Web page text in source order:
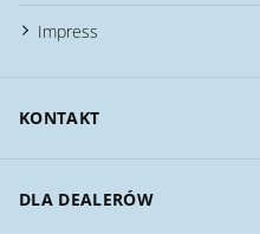
Impress
KONTAKT
DLA DEALERÓW